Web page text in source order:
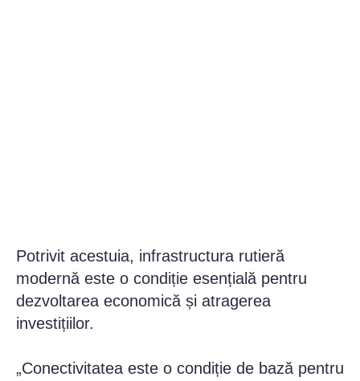
Potrivit acestuia, infrastructura rutieră
modernă este o condiție esențială pentru
dezvoltarea economică și atragerea
investițiilor.
„Conectivitatea este o condiție de bază pentru